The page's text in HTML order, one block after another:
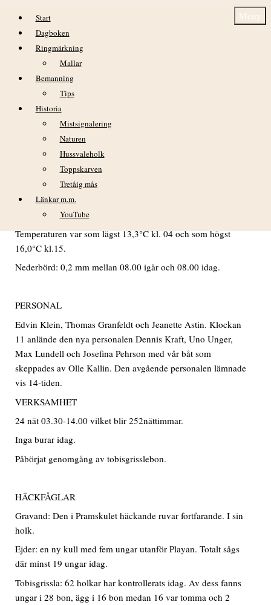
Hoppa till innehåll Meny
Start
Dagboken
Ringmärkning
Mallar
Bemanning
Tips
Historia
Mistsignalering
Naturen
Hussvaleholk
Toppskarven
Tretåig mås
Länkar m.m.
YouTube
Dagbok Nidingens Fågelstation – lördag 6
juni 2026
VÄDER
Svaga till måttliga vindar, inledningsvis från V men fram på
dagen sydliga. Fin dag med sol och växlande molnighet.
Temperaturen var som lägst 13,3°C kl. 04 och som högst
16,0°C kl.15.
Nederbörd: 0,2 mm mellan 08.00 igår och 08.00 idag.
PERSONAL
Edvin Klein, Thomas Granfeldt och Jeanette Astin. Klockan
11 anlände den nya personalen Dennis Kraft, Uno Unger,
Max Lundell och Josefina Pehrson med vår båt som
skeppades av Olle Kallin. Den avgående personalen lämnade
vis 14-tiden.
VERKSAMHET
24 nät 03.30-14.00 vilket blir 252nättimmar.
Inga burar idag.
Påbörjat genomgång av tobisgrisslebon.
HÄCKFÅGLAR
Gravand: Den i Pramskulet häckande ruvar fortfarande. I sin
holk.
Ejder: en ny kull med fem ungar utanför Playan. Totalt sågs
där minst 19 ungar idag.
Tobisgrissla: 62 holkar har kontrollerats idag. Av dess fanns
ungar i 28 bon, ägg i 16 bon medan 16 var tomma och 2